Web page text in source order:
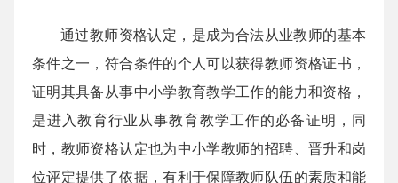
通过教师资格认定，是成为合法从业教师的基本
条件之一，符合条件的个人可以获得教师资格证书，
证明其具备从事中小学教育教学工作的能力和资格，
是进入教育行业从事教育教学工作的必备证明，同
时，教师资格认定也为中小学教师的招聘、晋升和岗
位评定提供了依据，有利于保障教师队伍的素质和能